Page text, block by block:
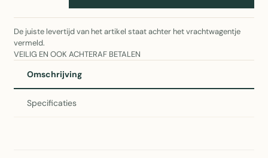
De juiste levertijd van het artikel staat achter het vrachtwagentje
vermeld.
VEILIG EN OOK ACHTERAF BETALEN
Omschrijving
Specificaties